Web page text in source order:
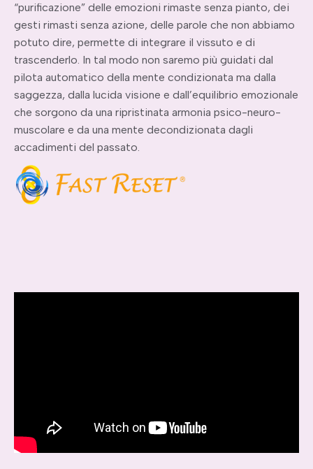
“purificazione” delle emozioni rimaste senza pianto, dei
gesti rimasti senza azione, delle parole che non abbiamo
potuto dire, permette di integrare il vissuto e di
trascenderlo. In tal modo non saremo più guidati dal
pilota automatico della mente condizionata ma dalla
saggezza, dalla lucida visione e dall’equilibrio emozionale
che sorgono da una ripristinata armonia psico-neuro-
muscolare e da una mente decondizionata dagli
accadimenti del passato.